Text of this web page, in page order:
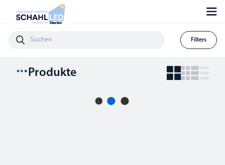
Filters
Produkte